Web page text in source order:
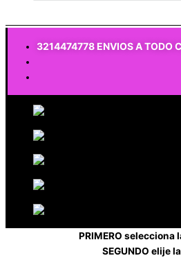
3214474778 ENVIOS A TODO
PRIMERO selecciona
SEGUNDO elije